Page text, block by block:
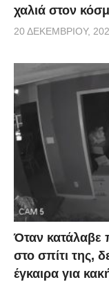
χαλιά στον
20 ΔΕΚΕΜΒΡΊΟΥ,
Όταν κατάλαβε
στο σπίτι της,
έγκαιρα για